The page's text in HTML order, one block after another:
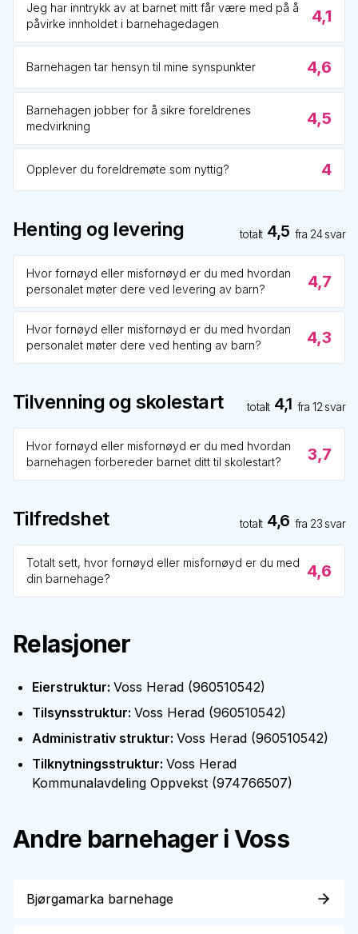
Jeg har inntrykk av at barnet mitt får være med på å
påvirke innholdet i barnehagedagen
4,1
Barnehagen tar hensyn til mine synspunkter 4,6
Barnehagen jobber for å sikre foreldrenes
medvirkning
4,5
Opplever du foreldremøte som nyttig? 4
Henting og levering totalt 4,5 fra 24svar
Hvor fornøyd eller misfornøyd er du med hvordan
personalet møter dere ved levering av barn?
4,7
Hvor fornøyd eller misfornøyd er du med hvordan
personalet møter dere ved henting av barn?
4,3
Tilvenning og skolestart totalt 4,1 fra12 svar
Hvor fornøyd eller misfornøyd er du med hvordan
barnehagen forbereder barnet ditt til skolestart?
3,7
Tilfredshet totalt 4,6 fra 23 svar
Totalt sett, hvor fornøyd eller misfornøyd er du med
din barnehage?
4,6
Relasjoner
Eierstruktur: Voss Herad (960510542)
Tilsynsstruktur: Voss Herad (960510542)
Administrativ struktur: Voss Herad (960510542)
Tilknytningsstruktur: Voss Herad
Kommunalavdeling Oppvekst (974766507)
Andre barnehager iVoss
Bjørgamarka barnehage